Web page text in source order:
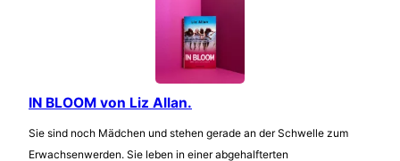
IN BLOOM von Liz Allan.
Sie sind noch Mädchen und stehen gerade an der Schwelle zum
Erwachsenwerden. Sie leben in einer abgehalfterten